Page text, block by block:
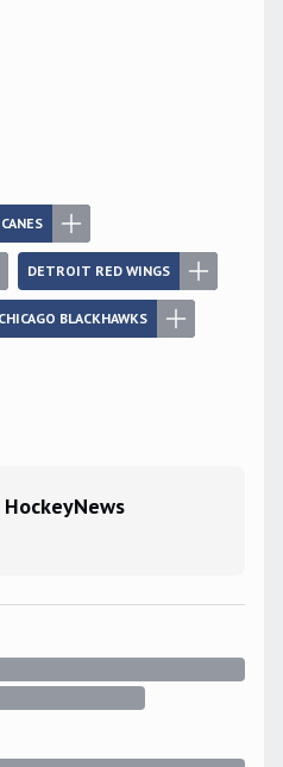
DETROIT RED WINGS
CHICAGO BLACKHAWKS